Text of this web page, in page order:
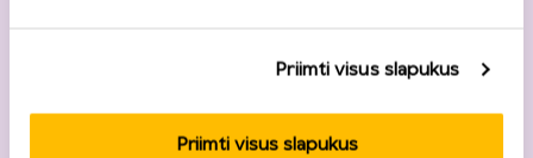
Priimti visus slapukus
Priimti visus slapukus